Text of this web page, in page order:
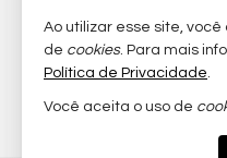
Ao utilizar esse site,
de cookies. Para mais
Política de Privacidade.
Você aceita o uso de